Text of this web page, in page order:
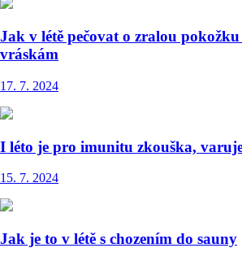
Jak v létě pečovat o zralou
vráskám
17. 7. 2024
I léto je pro imunitu zkouška,
15. 7. 2024
Jak je to v létě s chozením do sauny